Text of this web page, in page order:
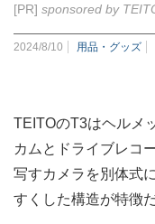
[PR] sponsored by
2024/8/10 用品・グッズ
TEITOのT3はヘルメ
カムとドライブレコ
写すカメラを別体式
すくした構造が特徴だ